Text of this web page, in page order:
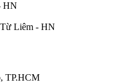
HN
Liêm - HN
TP.HCM